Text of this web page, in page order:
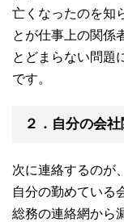
亡くなったのを知
とが仕事上の関係
とどまらない問題
です。
２．自分の会
次に連絡するのが
自分の勤めている
総務の連絡網から